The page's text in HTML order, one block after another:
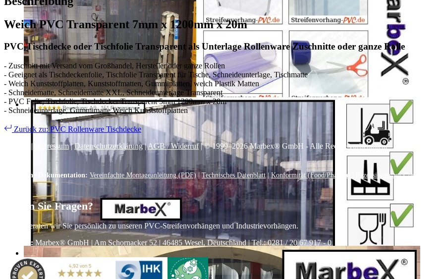
Weich PVC Transparent 7mm x 1200mm x 20m
PVC Tischdecke oder Tischfolie Transparent als Unterlage Rollenware Zuschnitte oder ganze Rolle
- Zuschnitt mit Versand vom Großhandel, Hersteller oder ganze Rollen
- Geeignet als Tischdeckenfolie, Tischfolie Transparent für Tische, Schneideunterlage, Tischmatte
- Weich Kunststoffplatten, Kunststoffmatten, Gummiplatten, weich Plastik Matten
- Schneidematte, Schneidematte XXL, Schneideunterlage Transparent
- PVC Folie, Tischfolie, Tischdecker Transparent 5mm 1200mm x 20m
- Schneideunterlage, Gummimatte Weich Kunststoffplatten
Zurück zu: PVC Rollenware Tischdecke
| Impressum|Datenschutzerklärung|AGB / Widerruf| © 1999–2026Marbex® GmbH - Alle Rechte vorbehalten.
Technische Dokumentation: Vereinfachte Montageanleitung (PDF) |Technisches Datenblatt|Konformität (Food/Pharma) Rezensionen auf Google
Haben Sie Fragen?
Gerne beraten wir Sie persönlich zu unseren PVC-Streifenvorhängen und Industrievorhängen.
Adresse: Marbex® GmbH | Am Schornacker 52 | 46485 Wesel, Deutschland | Tel.: 0281 / 20 67 917 - 0